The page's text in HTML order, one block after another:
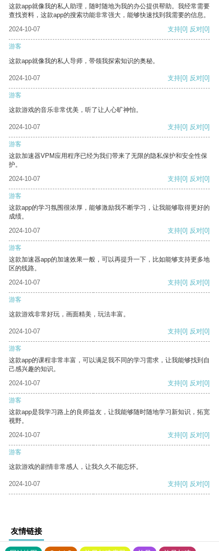
这款app就像我的私人助理，随时随地为我的办公提供帮助。我经常需要
查找资料，这款app的搜索功能非常强大，能够快速找到我需要的信息。
2024-10-07
支持[0] 反对[0]
游客
这款app就像我的私人导师，带领我探索知识的奥秘。
2024-10-07 支持[0] 反对[0]
游客
这款游戏的音乐非常优美，听了让人心旷神怡。
2024-10-07 支持[0] 反对[0]
游客
这款加速器VPM应用程序已经为我们带来了无限的隐私保护和安全性保
护。
2024-10-07
支持[0] 反对[0]
游客
这款app的学习氛围很浓厚，能够激励我不断学习，让我能够取得更好的
成绩。
2024-10-07
支持[0] 反对[0]
游客
这款加速器app的加速效果一般，可以再提升一下，比如能够支持更多地
区的线路。
2024-10-07
支持[0] 反对[0]
游客
这款游戏非常好玩，画面精美，玩法丰富。
2024-10-07 支持[0] 反对[0]
游客
这款app的课程非常丰富，可以满足我不同的学习需求，让我能够找到自
己感兴趣的知识。
2024-10-07
支持[0] 反对[0]
游客
这款app是我学习路上的良师益友，让我能够随时随地学习新知识，拓宽
视野。
2024-10-07
支持[0] 反对[0]
游客
这款游戏的剧情非常感人，让我久久不能忘怀。
2024-10-07 支持[0] 反对[0]
友情链接